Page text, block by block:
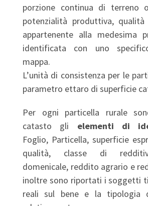
porzione continua di terreno
potenzialità produttiva,
appartenente alla medesima
identificata con uno
mappa.
L’unità di consistenza per le
parametro ettaro di superficie
Per ogni particella rurale
catasto gli elementi di
Foglio, Particella, superficie
qualità, classe di
domenicale, reddito agrario e
inoltre sono riportati i soggetti
reali sul bene e la tipologia